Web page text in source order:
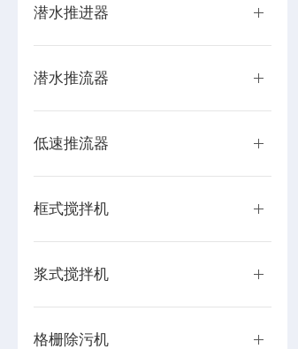
潜水推进器
潜水推流器
低速推流器
框式搅拌机
浆式搅拌机
格栅除污机